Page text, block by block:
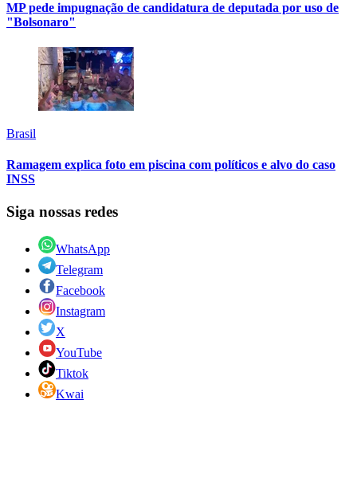
MP pede impugnação de candidatura de deputada por uso de
"Bolsonaro"
Brasil
Ramagem explica foto em piscina com políticos e alvo do caso
INSS
Siga nossas redes
WhatsApp
Telegram
Facebook
Instagram
X
YouTube
Tiktok
Kwai